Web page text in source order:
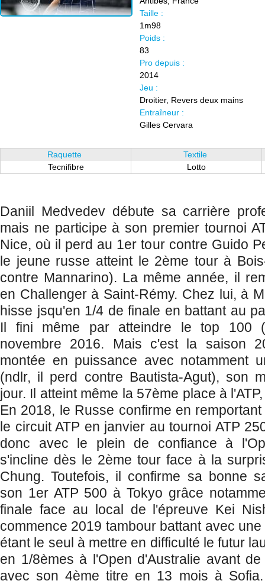
Taille :
1m98
Poids :
83
Pro depuis :
2014
Jeu :
Droitier, Revers deux mains
Entraîneur :
Gilles Cervara
Raquette
Tecnifibre
Textile
Lotto
Daniil Medvedev débute sa carrière
mais ne participe à son premier tournoi
Nice, où il perd au 1er tour contre Guido
le jeune russe atteint le 2ème tour à
contre Mannarino). La même année, il
en Challenger à Saint-Rémy. Chez lui, à
hisse jsqu'en 1/4 de finale en battant au
Il fini même par atteindre le top 100
novembre 2016. Mais c'est la saison
montée en puissance avec notamment
(ndlr, il perd contre Bautista-Agut), son
jour. Il atteint même la 57ème place à
En 2018, le Russe confirme en
le circuit ATP en janvier au tournoi ATP
donc avec le plein de confiance à
s'incline dès le 2ème tour face à la
Chung. Toutefois, il confirme sa bonne
son 1er ATP 500 à Tokyo grâce
finale face au local de l'épreuve Kei
commence 2019 tambour battant avec
étant le seul à mettre en difficulté le futur
en 1/8èmes à l'Open d'Australie avant
avec son 4ème titre en 13 mois à